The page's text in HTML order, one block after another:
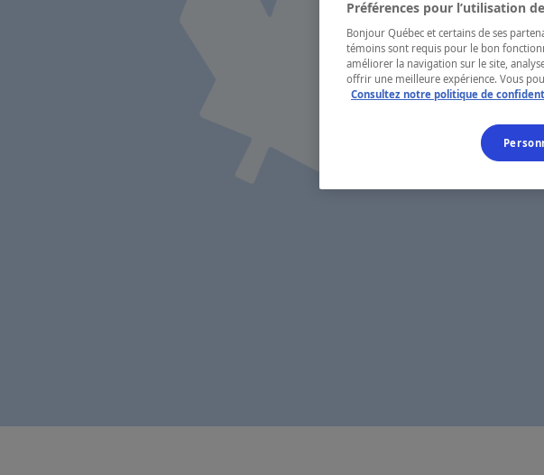
Préférences pour l’utilisation
Bonjour Québec et certains de ses
témoins sont requis pour le bon
améliorer la navigation sur le site,
offrir une meilleure expérience. Vous
Consultez notre politique de